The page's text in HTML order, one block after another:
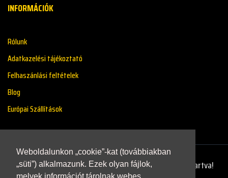
Weboldalunkon „cookie”-kat (továbbiakban
„süti”) alkalmazunk. Ezek olyan fájlok,
INFORMÁCIÓK
Rólunk
Adatkazelési tájékoztató
Felhaszánlási feltételek
Blog
Európai Szállítások
Copyright © 2021 - Renaultstore.hu - Minden Jog Fenntartva!